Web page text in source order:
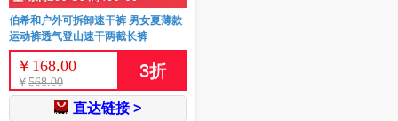
伯希和户外可拆卸速干裤 男女夏薄款
运动裤透气登山速干两截长裤
￥ 168.00
￥ 568.00
3折
直达链接 >